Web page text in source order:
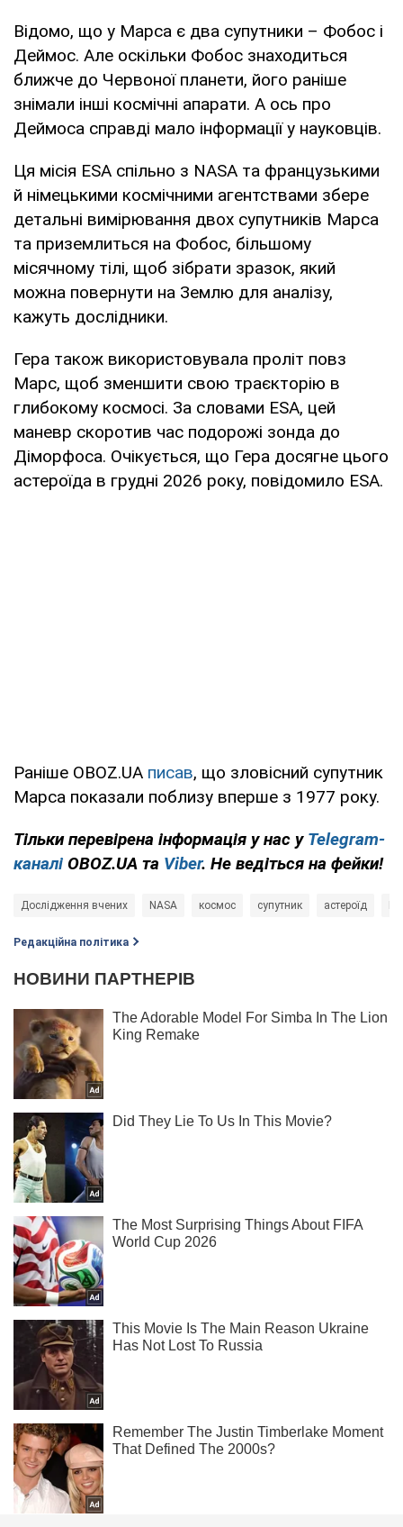
Відомо, що у Марса є два супутники – Фобос і
Деймос. Але оскільки Фобос знаходиться
ближче до Червоної планети, його раніше
знімали інші космічні апарати. А ось про
Деймоса справді мало інформації у науковців.
Ця місія ESA спільно з NASA та французькими
й німецькими космічними агентствами збере
детальні вимірювання двох супутників Марса
та приземлиться на Фобос, більшому
місячному тілі, щоб зібрати зразок, який
можна повернути на Землю для аналізу,
кажуть дослідники.
Гера також використовувала проліт повз
Марс, щоб зменшити свою траєкторію в
глибокому космосі. За словами ESA, цей
маневр скоротив час подорожі зонда до
Діморфоса. Очікується, що Гера досягне цього
астероїда в грудні 2026 року, повідомило ESA.
Раніше OBOZ.UA писав, що зловісний супутник
Марса показали поблизу вперше з 1977 року.
Тільки перевірена інформація у нас у Telegram-
каналі OBOZ.UA та Viber. Не ведіться на фейки!
Дослідження вчених NASA космос супутник астероїд
Редакційна політика